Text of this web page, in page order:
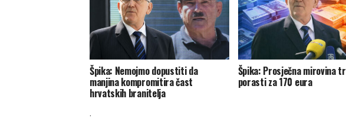
Špika: Nemojmo dopustiti da
manjina kompromitira čast
hrvatskih branitelja
Špika: Prosječna mirovina
porasti za 170 eura
.